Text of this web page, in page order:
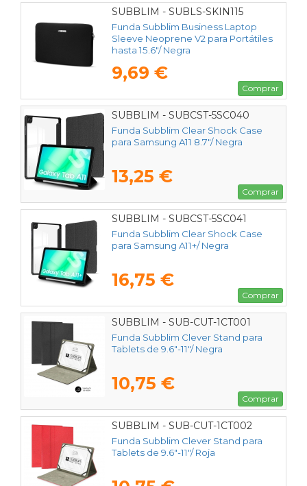
SUBBLIM - SUBLS-SKIN115
Funda Subblim Business Laptop
Sleeve Neoprene V2 para Portátiles
hasta 15.6"/ Negra
9,69 €
Comprar
SUBBLIM - SUBCST-5SC040
Funda Subblim Clear Shock Case
para Samsung A11 8.7"/ Negra
13,25 €
Comprar
SUBBLIM - SUBCST-5SC041
Funda Subblim Clear Shock Case
para Samsung A11+/ Negra
16,75 €
Comprar
SUBBLIM - SUB-CUT-1CT001
Funda Subblim Clever Stand para
Tablets de 9.6"-11"/ Negra
10,75 €
Comprar
SUBBLIM - SUB-CUT-1CT002
Funda Subblim Clever Stand para
Tablets de 9.6"-11"/ Roja